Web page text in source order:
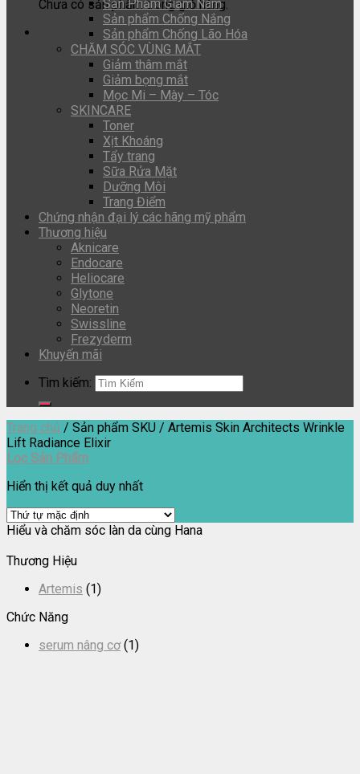
Chưa có sản phẩm trong giỏ hàng.
Sản Phẩm Giảm Nám
Sản phẩm Chống Nắng
Sản phẩm Chống Lão Hóa
CHĂM SÓC VÙNG MẮT
Giảm thâm mắt
Giảm bọng mắt
Mọc Mi – Mày – Tóc
SKINCARE
Toner
Xịt Khoáng
Tẩy trang
Sữa Rửa Mặt
Dưỡng Môi
Trang Điểm
Chứng nhận đại lý các hãng mỹ phẩm
Thương hiệu
Aknicare
Endocare
Heliocare
Glytone
Neoretin
Swissline
Frezyderm
Khuyến mãi
Tìm kiếm:
Trang chủ / Sản phẩm SKU / Artemis Skin Architects Wrinkle
Lift Radiance Elixir
Lọc Sản Phẩm
Hiển thị kết quả duy nhất
Hiểu và chăm sóc làn da cùng Hana
Thương Hiệu
Artemis (1)
Chức Năng
serum nâng cơ (1)